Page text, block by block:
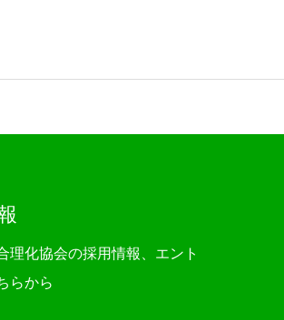
理化協会の採用情報、エント
らから